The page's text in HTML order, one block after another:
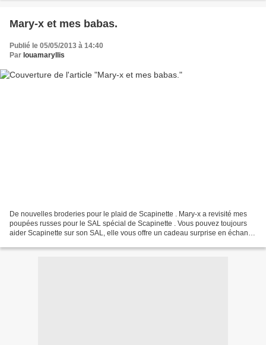
Mary-x et mes babas.
Publié le 05/05/2013 à 14:40
Par louamaryllis
De nouvelles broderies pour le plaid de Scapinette . Mary-x a revisité mes
poupées russes pour le SAL spécial de Scapinette . Vous pouvez toujours
aider Scapinette sur son SAL, elle vous offre un cadeau surprise en échange